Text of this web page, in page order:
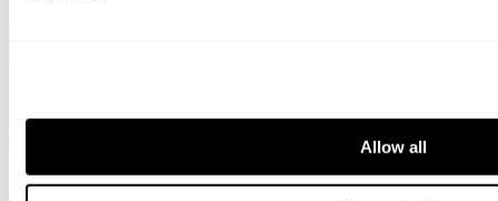
Allow all